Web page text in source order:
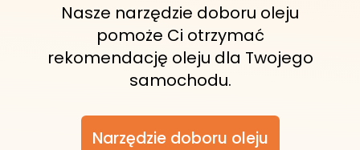
Nasze narzędzie doboru oleju
pomoże Ci otrzymać
rekomendację oleju dla Twojego
samochodu.
Narzędzie doboru oleju